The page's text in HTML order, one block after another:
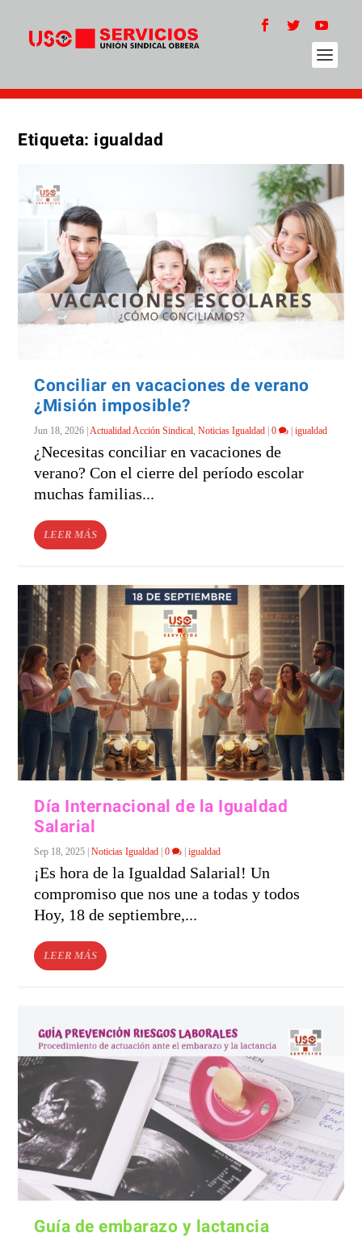
Etiqueta: igualdad
Conciliar en vacaciones de verano
¿Misión imposible?
Jun 18, 2026 | Actualidad Acción Sindical ,Noticias Igualdad |0 |igualdad
¿Necesitas conciliar en vacaciones de
verano? Con el cierre del período escolar
muchas familias...
LEER MÁS
Día Internacional de la Igualdad
Salarial
Sep 18, 2025 |Noticias Igualdad |0 |igualdad
¡Es hora de la Igualdad Salarial! Un
compromiso que nos une a todas y todos
Hoy, 18 de septiembre,...
LEER MÁS
Guía de embarazo y lactancia